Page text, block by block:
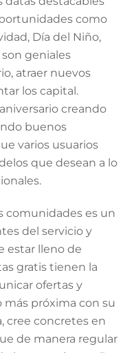
como
Día del Niño,
geniales
atraer nuevos
los capital.
creando
buenos
varios usuarios
que desean a lo
comunidades es un
del servicio y
estar lleno de
gratis tienen la
ofertas y
próxima con su
cree concretes en
de manera regular